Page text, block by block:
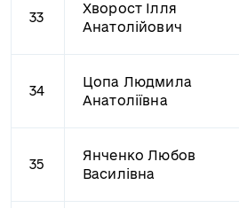
33
Хворост Ілля
Анатолійович
34
Цопа Людмила
Анатоліївна
35
Янченко Любов
Василівна